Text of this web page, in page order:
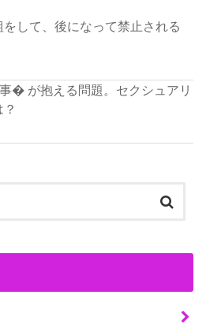
して、後になって禁止される
� が抱える問題。セクシュアリ